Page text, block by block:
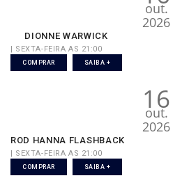
out.
2026
DIONNE WARWICK
| SEXTA-FEIRA AS 21:00
COMPRAR SAIBA +
16
out.
2026
ROD HANNA FLASHBACK
| SEXTA-FEIRA AS 21:00
COMPRAR SAIBA +